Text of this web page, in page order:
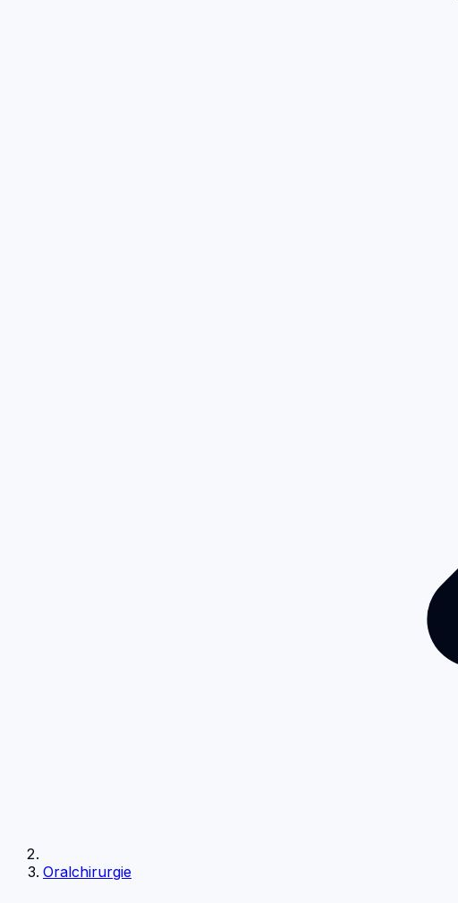
Oralchirurgie